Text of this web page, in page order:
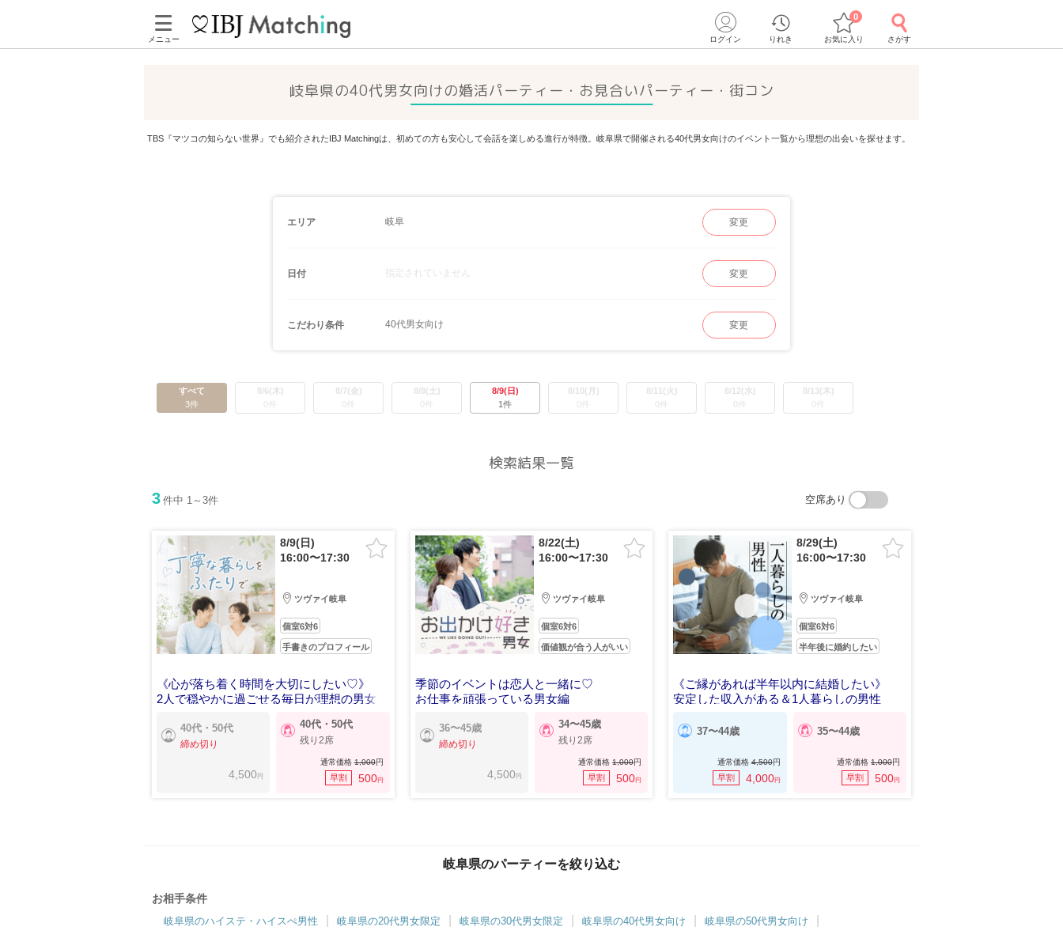
メニュー ログイン りれき お気に入り
0
さがす
岐阜県の40代男女向けの婚活パーティー・お見合いパーティー・街コン
TBS『マツコの知らない世界』でも紹介されたIBJ Matchingは、初めての方も安心して会話を楽しめる進行が特徴。岐阜県で開催される40代男女向けのイベント一覧から理想の出会いを探せます。
エリア 岐阜 変更
日付 指定されていません 変更
こだわり条件 40代男女向け 変更
すべて
3件
8/6(木)
0件
8/7(金)
0件
8/8(土)
0件
8/9(日)
1件
8/10(月)
0件
8/11(火)
0件
8/12(水)
0件
8/13(木)
0件
検索結果一覧
3 件中 1～3件 空席あり
8/9(日)
16:00〜17:30
ツヴァイ岐阜
個室6対6
手書きのプロフィール
《心が落ち着く時間を大切にしたい♡》
2人で穏やかに過ごせる毎日が理想の男女
40代・50代
締め切り
4,500 円
40代・50代
残り2席
通常価格1,000円
早割 500円
8/22(土)
16:00〜17:30
ツヴァイ岐阜
個室6対6
価値観が合う人がいい
季節のイベントは恋人と一緒に♡
お仕事を頑張っている男女編
36〜45歳
締め切り
4,500 円
34〜45歳
残り2席
通常価格1,000円
早割 500円
8/29(土)
16:00〜17:30
ツヴァイ岐阜
個室6対6
半年後に婚約したい
《ご縁があれば半年以内に結婚したい》
安定した収入がある＆1人暮らしの男性
37〜44歳
通常価格4,500円
早割 4,000円
35〜44歳
通常価格 1,000円
早割 500円
岐阜県のパーティーを絞り込む
お相手条件
岐阜県のハイステ・ハイスぺ男性 岐阜県の20代男女限定 岐阜県の30代男女限定 岐阜県の40代男女向け
岐阜県の50代男女向け